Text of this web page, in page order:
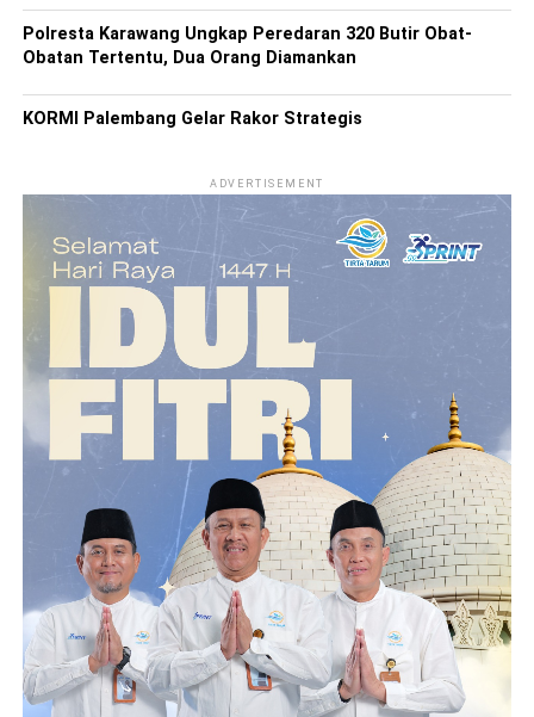
Polresta Karawang Ungkap Peredaran 320 Butir Obat-
Obatan Tertentu, Dua Orang Diamankan
KORMI Palembang Gelar Rakor Strategis
ADVERTISEMENT